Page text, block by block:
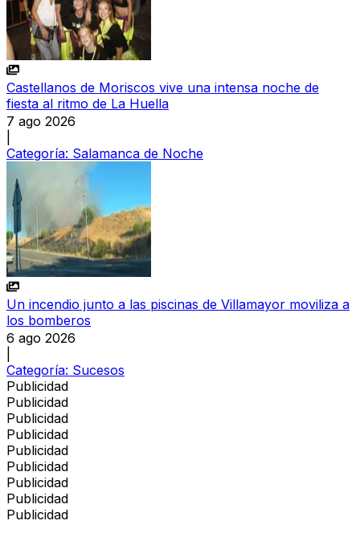
Castellanos de Moriscos vive una intensa noche de
fiesta al ritmo de La Huella
7 ago 2026
Categoría: Salamanca de Noche
Un incendio junto a las piscinas de Villamayor moviliza a
los bomberos
6 ago 2026
Categoría: Sucesos
Publicidad
Publicidad
Publicidad
Publicidad
Publicidad
Publicidad
Publicidad
Publicidad
Publicidad